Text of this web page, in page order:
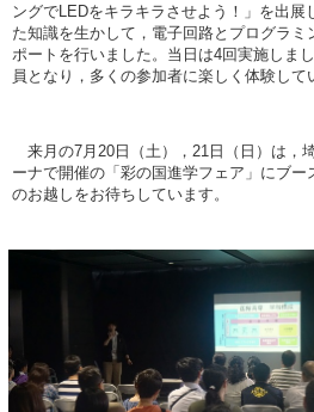
ングでLEDをキラキラさせよう！」を出展
た知識を生かして，電子回路とプログラ
ポートを行いました。当日は4回実施しま
員となり，多くの参加者に楽しく体験して
来月の7月20日（土），21日（日）は，
ーナで開催の「彩の国進学フェア」にブー
のお越しをお待ちしています。